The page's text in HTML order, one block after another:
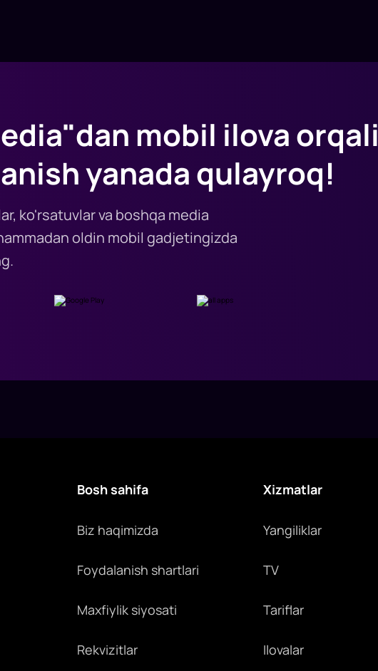
mobil ilova orqali
yanada qulayroq!
ko'rsatuvlar va boshqa media
oldin mobil gadjetingizda
Bosh sahifa
Biz haqimizda
Foydalanish shartlari
Maxfiylik siyosati
Rekvizitlar
Xizmatlar
Yangiliklar
TV
Tariflar
Ilovalar